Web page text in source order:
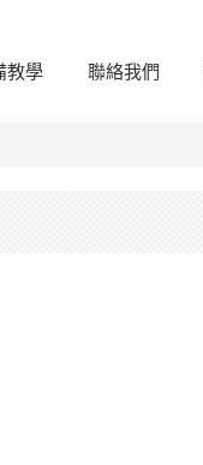
教學 聯絡我們